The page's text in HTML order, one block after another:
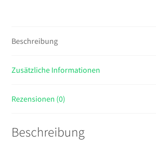
Beschreibung
Zusätzliche Informationen
Rezensionen (0)
Beschreibung